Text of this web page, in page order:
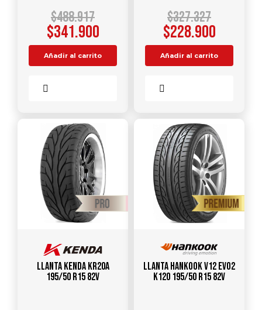
$488.917
$341.900
Añadir al carrito
$327.327
$228.900
Añadir al carrito
Llanta KENDA KR20A
195/50 R15 82V
Llanta HANKOOK V12 Evo2
K120 195/50 R15 82V